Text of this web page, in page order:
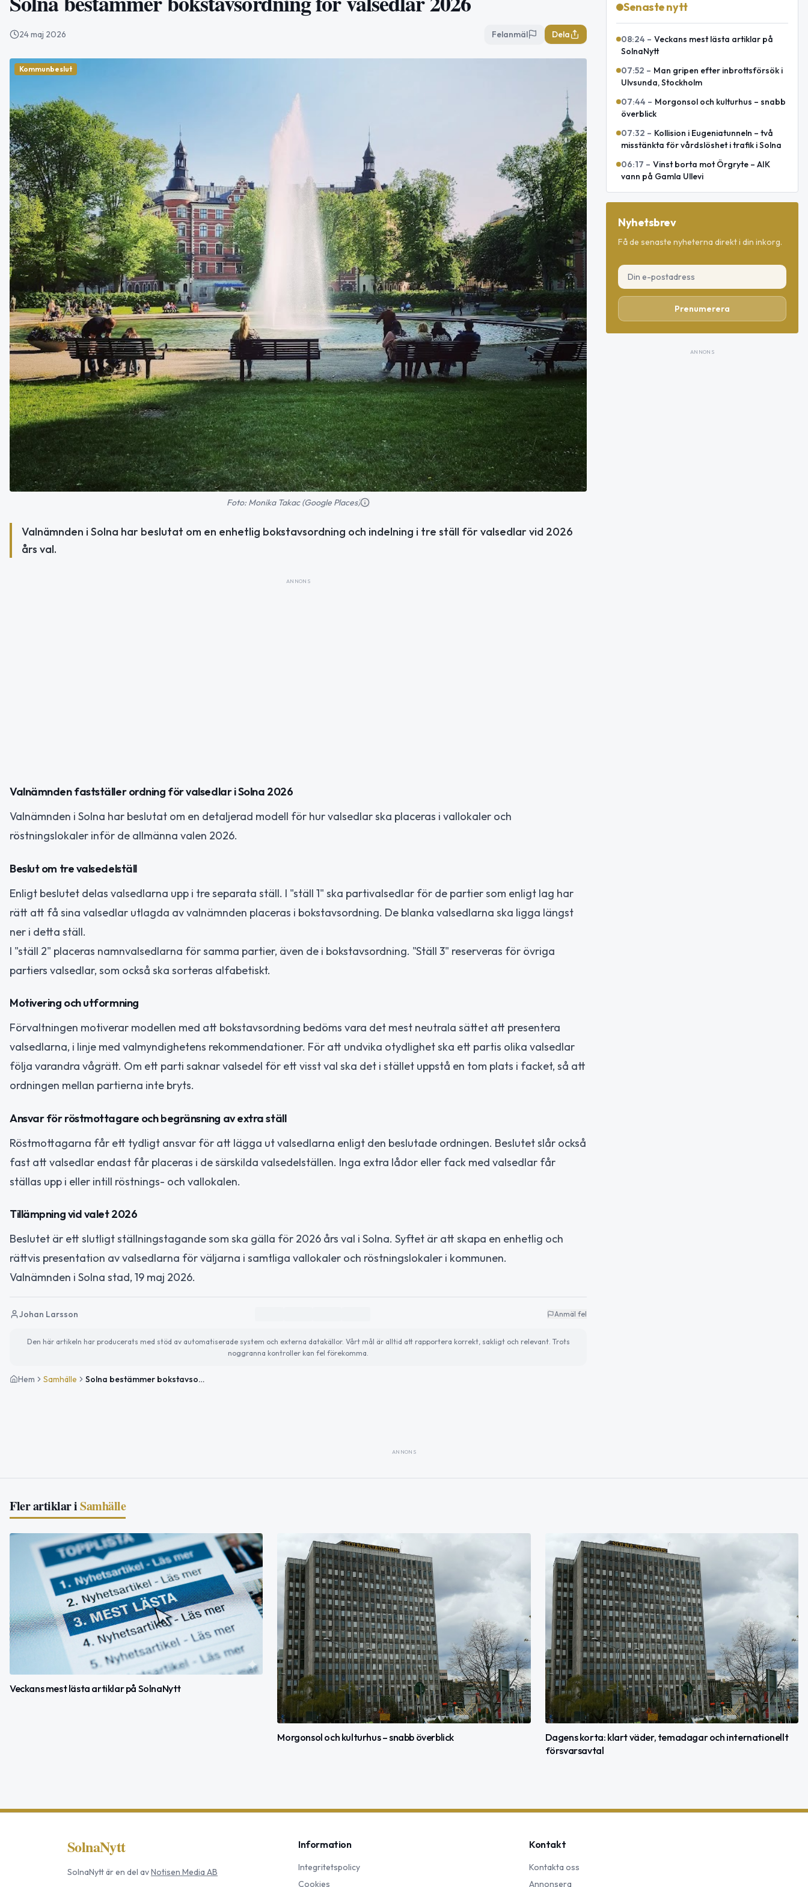
24 maj 2026 Felanmäl Dela
Kommunbeslut
Foto: Monika Takac (Google Places)
Valnämnden i Solna har beslutat om en enhetlig bokstavsordning och indelning i tre ställ för valsedlar vid 2026
års val.
ANNONS
Valnämnden fastställer ordning för valsedlar i Solna 2026
Valnämnden i Solna har beslutat om en detaljerad modell för hur valsedlar ska placeras i vallokaler och
röstningslokaler inför de allmänna valen 2026.
Beslut om tre valsedelställ
Enligt beslutet delas valsedlarna upp i tre separata ställ. I "ställ 1" ska partivalsedlar för de partier som enligt lag har
rätt att få sina valsedlar utlagda av valnämnden placeras i bokstavsordning. De blanka valsedlarna ska ligga längst
ner i detta ställ.
I "ställ 2" placeras namnvalsedlarna för samma partier, även de i bokstavsordning. "Ställ 3" reserveras för övriga
partiers valsedlar, som också ska sorteras alfabetiskt.
Motivering och utformning
Förvaltningen motiverar modellen med att bokstavsordning bedöms vara det mest neutrala sättet att presentera
valsedlarna, i linje med valmyndighetens rekommendationer. För att undvika otydlighet ska ett partis olika valsedlar
följa varandra vågrätt. Om ett parti saknar valsedel för ett visst val ska det i stället uppstå en tom plats i facket, så att
ordningen mellan partierna inte bryts.
Ansvar för röstmottagare och begränsning av extra ställ
Röstmottagarna får ett tydligt ansvar för att lägga ut valsedlarna enligt den beslutade ordningen. Beslutet slår också
fast att valsedlar endast får placeras i de särskilda valsedelställen. Inga extra lådor eller fack med valsedlar får
ställas upp i eller intill röstnings- och vallokalen.
Tillämpning vid valet 2026
Beslutet är ett slutligt ställningstagande som ska gälla för 2026 års val i Solna. Syftet är att skapa en enhetlig och
rättvis presentation av valsedlarna för väljarna i samtliga vallokaler och röstningslokaler i kommunen.
Valnämnden i Solna stad, 19 maj 2026.
Johan Larsson Anmäl fel
Den här artikeln har producerats med stöd av automatiserade system och externa datakällor. Vårt mål är alltid att rapportera korrekt, sakligt och relevant. Trots
noggranna kontroller kan fel förekomma.
Hem Samhälle Solna bestämmer bokstavsordning för valsedlar 2026
Senaste nytt
08:24 – Veckans mest lästa artiklar på
SolnaNytt
07:52 – Man gripen efter inbrottsförsök i
Ulvsunda, Stockholm
07:44 – Morgonsol och kulturhus – snabb
överblick
07:32 – Kollision i Eugeniatunneln – två
misstänkta för vårdslöshet i trafik i Solna
06:17 – Vinst borta mot Örgryte – AIK
vann på Gamla Ullevi
Nyhetsbrev
Få de senaste nyheterna direkt i din inkorg.
Prenumerera
ANNONS
ANNONS
Fler artiklar iSamhälle
Veckans mest lästa artiklar på SolnaNytt
Morgonsol och kulturhus – snabb överblick
Dagens korta: klart väder, temadagar och internationellt
försvarsavtal
SolnaNytt
SolnaNyttär en del avNotisen Media AB
Information
Integritetspolicy
Cookies
Kontakt
Kontakta oss
Annonsera